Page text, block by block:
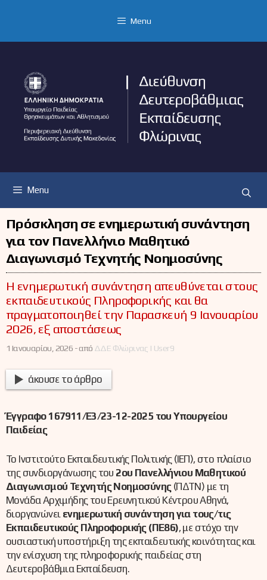
Menu
Menu
Πρόσκληση σε ενημερωτική συνάντηση
για τον Πανελλήνιο Μαθητικό
Διαγωνισμό Τεχνητής Νοημοσύνης
Η ενημερωτική συνάντηση απευθύνεται στους
εκπαιδευτικούς Πληροφορικής και θα
πραγματοποιηθεί την Παρασκευή 9 Ιανουαρίου
2026, εξ αποστάσεως
1 Ιανουαρίου, 2026 -από ΔΔΕ Φλώρινας | User9
άκουσε το άρθρο
Έγγραφο 167911/Ε3/23-12-2025 του Υπουργείου
Παιδείας
Το Ινστιτούτο Εκπαιδευτικής Πολιτικής (ΙΕΠ), στο πλαίσιο
της συνδιοργάνωσης του 2ου Πανελλήνιου Μαθητικού
Διαγωνισμού Τεχνητής Νοημοσύνης (ΠΔΤΝ) με τη
Μονάδα Αρχιμήδης του Ερευνητικού Κέντρου Αθηνά,
διοργανώνει ενημερωτική συνάντηση για τους/τις
Εκπαιδευτικούς Πληροφορικής (ΠΕ86), με στόχο την
ουσιαστική υποστήριξη της εκπαιδευτικής κοινότητας και
την ενίσχυση της πληροφορικής παιδείας στη
Δευτεροβάθμια Εκπαίδευση.